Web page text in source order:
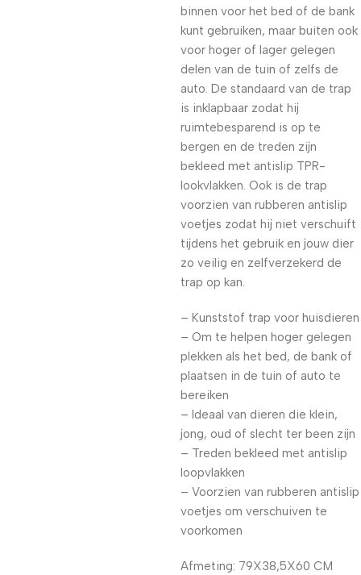
binnen voor het bed of de bank
kunt gebruiken, maar buiten ook
voor hoger of lager gelegen
delen van de tuin of zelfs de
auto. De standaard van de trap
is inklapbaar zodat hij
ruimtebesparend is op te
bergen en de treden zijn
bekleed met antislip TPR-
lookvlakken. Ook is de trap
voorzien van rubberen antislip
voetjes zodat hij niet verschuift
tijdens het gebruik en jouw dier
zo veilig en zelfverzekerd de
trap op kan.
– Kunststof trap voor huisdieren
– Om te helpen hoger gelegen
plekken als het bed, de bank of
plaatsen in de tuin of auto te
bereiken
– Ideaal van dieren die klein,
jong, oud of slecht ter been zijn
– Treden bekleed met antislip
loopvlakken
– Voorzien van rubberen antislip
voetjes om verschuiven te
voorkomen
Afmeting: 79X38,5X60 CM